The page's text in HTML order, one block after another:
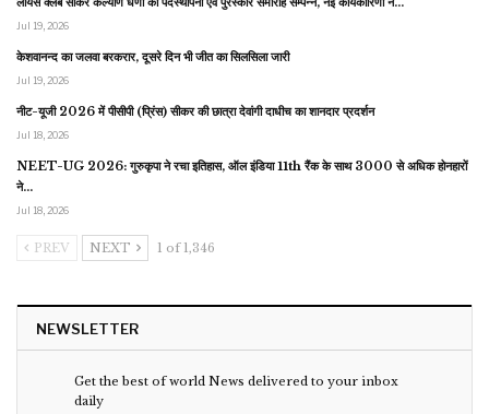
Jul 19, 2026
केशवानन्द का जलवा बरकरार, दूसरे दिन भी जीत का सिलसिला जारी
Jul 19, 2026
नीट-यूजी 2026 में पीसीपी (प्रिंस) सीकर की छात्रा देवांगी दाधीच का शानदार प्रदर्शन
Jul 18, 2026
NEET-UG 2026: गुरुकृपा ने रचा इतिहास, ऑल इंडिया 11th रैंक के साथ 3000 से अधिक होनहारों
ने…
Jul 18, 2026
PREV NEXT 1 of 1,346
NEWSLETTER
Get the best of world News delivered to your inbox
daily